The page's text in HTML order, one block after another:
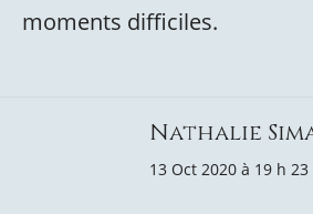
moments difficiles.
Nathalie
13 Oct 2020 à 19 h